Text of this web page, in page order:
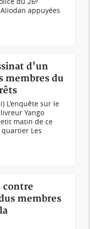
appuyées
d'un
membres du
L'enquête sur le
Yango
matin de ce
Les
contre
membres